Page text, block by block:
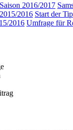
2016/2017
2016 Start der
2016 Umfrage für